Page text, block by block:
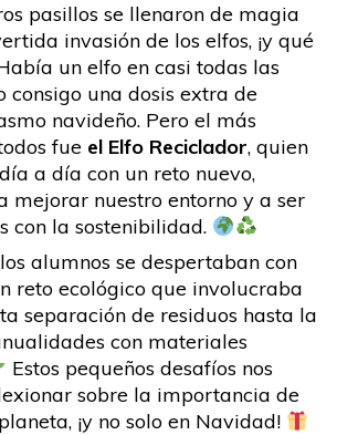
pasillos se llenaron de magia
invasión de los elfos, ¡y qué
un elfo en casi todas las
consigo una dosis extra de
navideño. Pero el más
fue el Elfo Reciclador, quien
a día con un reto nuevo,
mejorar nuestro entorno y a ser
con la sostenibilidad.
alumnos se despertaban con
reto ecológico que involucraba
separación de residuos hasta la
con materiales
Estos pequeños desafíos nos
sobre la importancia de
¡y no solo en Navidad!